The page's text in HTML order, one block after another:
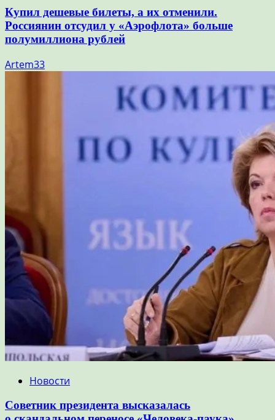
Купил дешевые билеты, а их отменили.
Россиянин отсудил у «Аэрофлота» больше
полумиллиона рублей
Artem33
Новости
Советник президента высказалась